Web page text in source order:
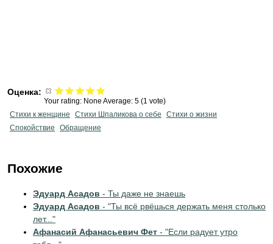
Оценка:
Your rating: None Average: 5 (1 vote)
Стихи к женщине
Стихи Шпаликова о себе
Стихи о жизни
Спокойствие
Обращение
Похожие
Эдуард Асадов - Ты даже не знаешь
Эдуард Асадов - "Ты всё рвёшься держать меня столько
лет..."
Афанасий Афанасьевич Фет - "Если радует утро